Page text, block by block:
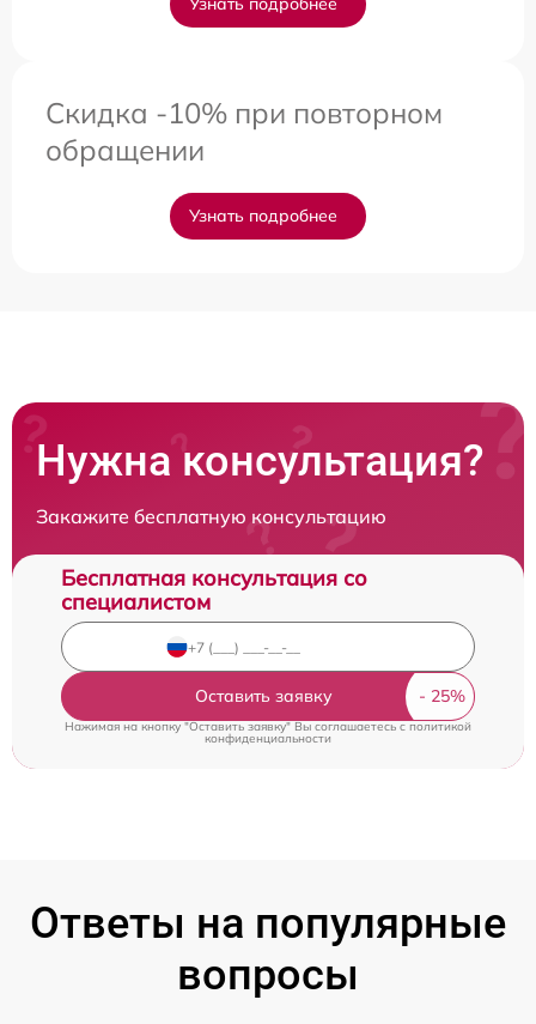
Скидка -10% при повторном
обращении
Узнать подробнее
Нужна консультация?
Закажите бесплатную консультацию
Бесплатная консультация со
специалистом
Оставить заявку
Нажимая на кнопку "Оставить заявку" Вы соглашаетесь c политикой
конфиденциальности
Ответы на популярные
вопросы